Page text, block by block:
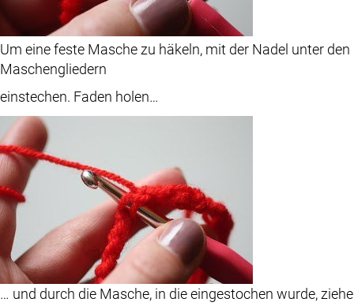
Um eine feste Masche zu häkeln, mit der Nadel unter den
Maschengliedern
einstechen. Faden holen…
… und durch die Masche, in die eingestochen wurde,